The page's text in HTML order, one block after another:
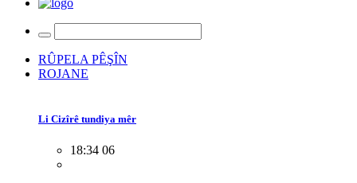
RÛPELA PÊŞÎN
ROJANE
Li Cizîrê tundiya mêr
18:34 06